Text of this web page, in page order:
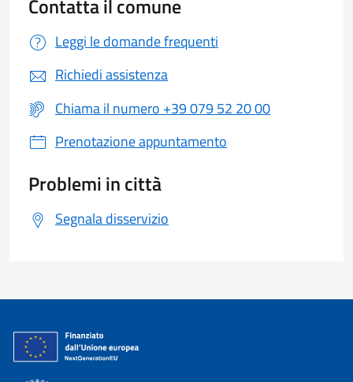
Contatta il comune
Leggi le domande frequenti
Richiedi assistenza
Chiama il numero +39 079 52 20 00
Prenotazione appuntamento
Problemi in città
Segnala disservizio